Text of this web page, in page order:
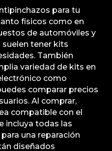
para tu
físicos como en
de automóviles y
tener kits
También
variedad de kits en
como
comparar precios
Al comprar,
compatible con el
incluya todas las
una reparación
diseñados